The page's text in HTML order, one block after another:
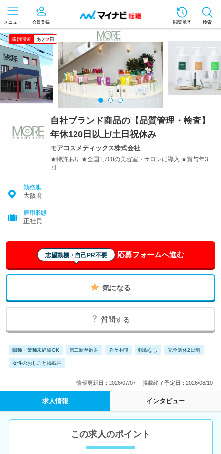
メニュー 会員登録 閲覧履歴 検索
締切間近 あと2 日
自社ブランド商品の【品質管理・検査】
年休120日以上/土日祝休み
モアコスメティックス株式会社
★特許あり ★全国1,700の美容室・サロンに導入 ★賞与年3
回
勤務地
大阪府
雇用形態
正社員
志望動機・自己PR不要 応募フォームへ進む
気になる
質問する
職種・業種未経験OK 第二新卒歓迎 学歴不問 転勤なし 完全週休2日制
女性のおしごと掲載中
情報更新日：2026/07/07 掲載終了予定日：2026/08/10
求人情報 インタビュー
この求人のポイント